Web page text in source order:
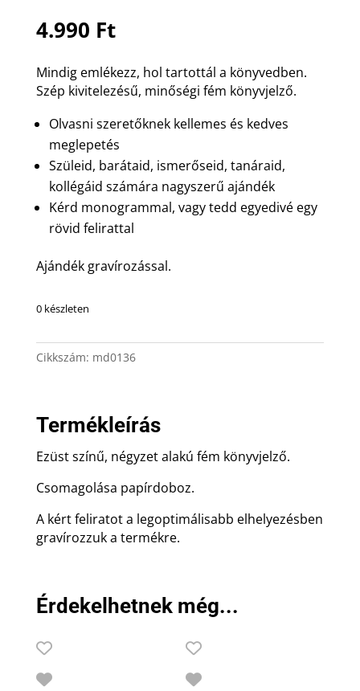
4.990 Ft
Mindig emlékezz, hol tartottál a könyvedben.
Szép kivitelezésű, minőségi fém könyvjelző.
Olvasni szeretőknek kellemes és kedves
meglepetés
Szüleid, barátaid, ismerőseid, tanáraid,
kollégáid számára nagyszerű ajándék
Kérd monogrammal, vagy tedd egyedivé egy
rövid felirattal
Ajándék gravírozással.
0 készleten
Cikkszám: md0136
Termékleírás
Ezüst színű, négyzet alakú fém könyvjelző.
Csomagolása papírdoboz.
A kért feliratot a legoptimálisabb elhelyezésben
gravírozzuk a termékre.
Érdekelhetnek még...